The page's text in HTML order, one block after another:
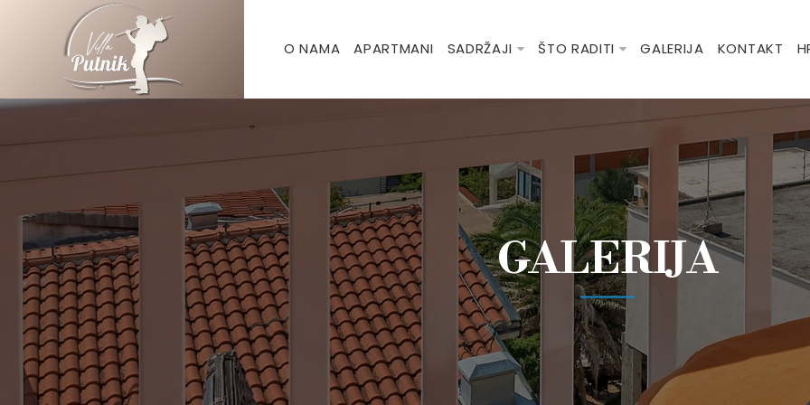
O NAMA APARTMANI SADRŽAJI ŠTO RADITI GALERIJA KONTAKT
GALERIJA